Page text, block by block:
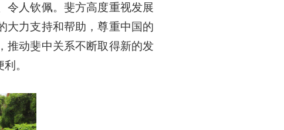
令人钦佩。斐方高度重视发展
大力支持和帮助，尊重中国的
推动斐中关系不断取得新的发
。